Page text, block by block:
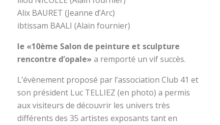
Alix BAURET (Jeanne d’Arc)
ibtissam BAALI (Alain fournier)
le «10ème Salon de peinture et sculpture
rencontre d’opale» a remporté un vif succès.
L’évènement proposé par l’association Club 41 et
son président Luc TELLIEZ (en photo) a permis
aux visiteurs de découvrir les univers très
différents des 35 artistes exposants tant en